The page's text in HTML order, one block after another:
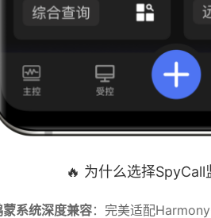
🔥 为什么选择SpyCall
系统深度兼容：完美适配